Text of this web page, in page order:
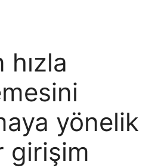
hızla
yönelik
girişim